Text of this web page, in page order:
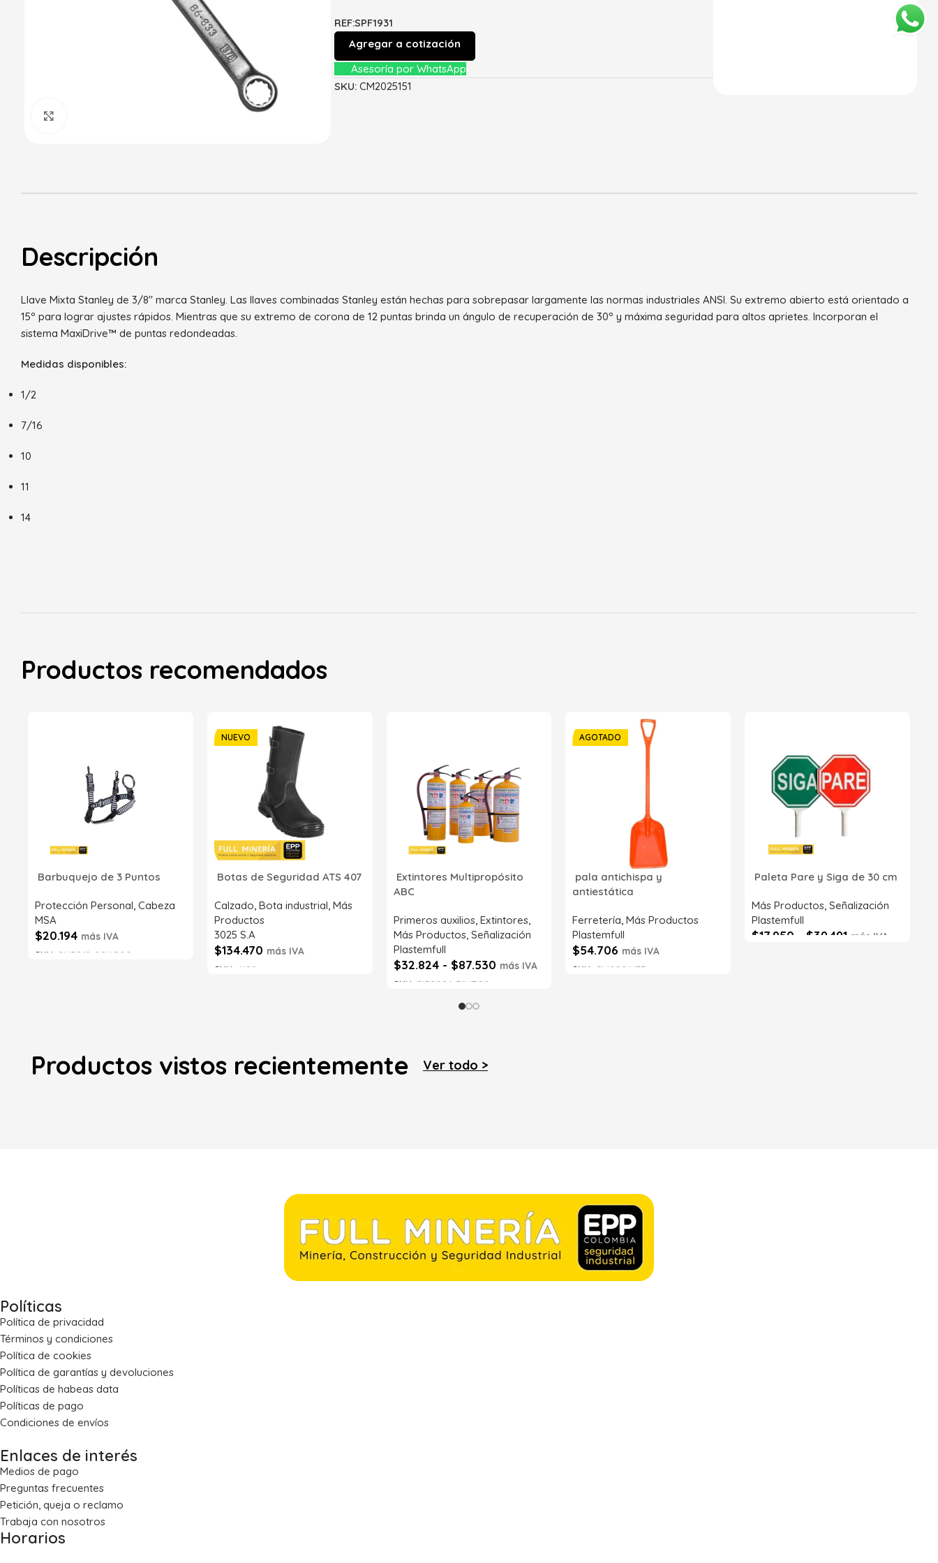
REF:SPF1931
Agregar a cotización
Asesoría por WhatsApp
SKU:CM2025151
Descripción
Llave Mixta Stanley de 3/8″ marca Stanley. Las llaves combinadas Stanley están hechas para sobrepasar largamente las normas industriales ANSI. Su extremo abierto está orientado a
15º para lograr ajustes rápidos. Mientras que su extremo de corona de 12 puntas brinda un ángulo de recuperación de 30º y máxima seguridad para altos aprietes. Incorporan el
sistema MaxiDrive™ de puntas redondeadas.
Medidas disponibles:
1/2
7/16
10
11
14
Productos recomendados
Barbuquejo de 3 Puntos
Protección Personal, Cabeza
MSA
$20.194 más IVA
SKU: SI43218-02NG00
NUEVO
Botas de Seguridad ATS 407
Calzado, Bota industrial, Más
Productos
3025 S.A
$134.470 más IVA
SKU:
6192
Extintores Multipropósito
ABC
Primeros auxilios, Extintores,
Más Productos, Señalización
Plastemfull
$32.824 - $87.530 más IVA
SKU: SI52086-71NT00
Seleccionar opciones
AGOTADO
pala antichispa y
antiestática
Ferretería,Más Productos
Plastemfull
$54.706 más IVA
SKU:
CM2026633
Paleta Pare y Siga de 30 cm
Más Productos,Señalización
Plastemfull
$17.950 $39.491 más IVA
Productos vistos recientemente Ver todo >
Políticas
Política de privacidad
Términos y condiciones
Política de cookies
Política de garantías y devoluciones
Políticas de habeas data
Políticas de pago
Condiciones de envíos
Enlaces de interés
Medios de pago
Preguntas frecuentes
Petición, queja o reclamo
Trabaja con nosotros
Horarios